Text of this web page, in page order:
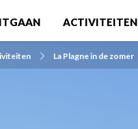
ACTIVITEITEN
La Plagne in de zomer